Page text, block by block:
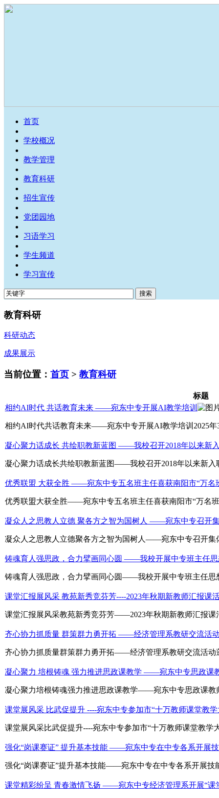
首页
学校概况
教学管理
教育科研
招生宣传
党团园地
习语学习
学生频道
学习宣传
教育科研
科研动态
成果展示
当前位置： 首页 > 教育科研
标题
相约AI时代 共话教育未来 ——宛东中专开展AI教学培训
相约AI时代共话教育未来——宛东中专开展AI教学培训2025年
凝心聚力话成长 共绘职教新蓝图 ——我校召开2018年以来新
凝心聚力话成长共绘职教新蓝图——我校召开2018年以来新入
优秀联盟 大获全胜 ——宛东中专五名班主任喜获南阳市“万名
优秀联盟大获全胜——宛东中专五名班主任喜获南阳市“万名
凝众人之思教人立德 聚各方之智为国树人 ——宛东中专召开
凝众人之思教人立德聚各方之智为国树人——宛东中专召开集
铸魂育人强思政，合力擘画同心圆 ——我校开展中专班主任
铸魂育人强思政，合力擘画同心圆——我校开展中专班主任思
课堂汇报展风采 教苑新秀竞芬芳----2023年秋期新教师汇报课
课堂汇报展风采教苑新秀竞芬芳——2023年秋期新教师汇报课
齐心协力抓质量 群策群力勇开拓 ——经济管理系教研交流活
齐心协力抓质量群策群力勇开拓——经济管理系教研交流活动
凝心聚力 培根铸魂 强力推进思政课教学 ——宛东中专思政课
凝心聚力培根铸魂强力推进思政课教学——宛东中专思政课教
课堂展风采 比武促提升 ----宛东中专参加市“十万教师课堂教
课堂展风采比武促提升----宛东中专参加市“十万教师课堂教学
强化“岗课赛证” 提升基本技能 ——宛东中专在中专各系开展
强化“岗课赛证”提升基本技能——宛东中专在中专各系开展技
课堂精彩纷呈 青春激情飞扬 ——宛东中专经济管理系开展“课